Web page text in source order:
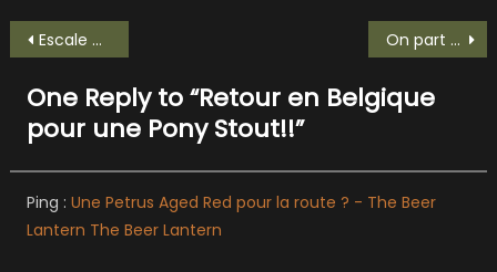
Navigation
de
l’article
Escale au pays des films où tout le monde danse avec la Taj Mahal On part en Belgique pour gouter une Pharaonenbier!
One Reply to “Retour en Belgique
pour une Pony Stout!!”
Ping : Une Petrus Aged Red pour la route ? - The Beer
Lantern The Beer Lantern